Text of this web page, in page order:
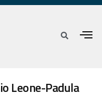
Leone-Padula